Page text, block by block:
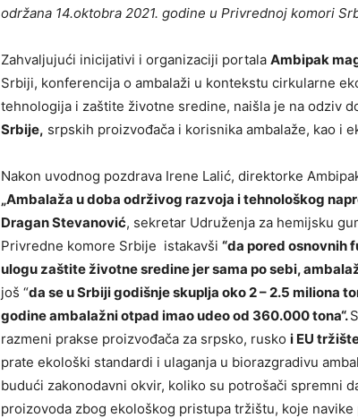
održana 14.oktobra 2021. godine u Privrednoj komori
Zahvaljujući inicijativi i organizaciji portala Ambipak
Srbiji, konferencija o ambalaži u kontekstu cirkularne
tehnologija i zaštite životne sredine, naišla je na odziv
Srbije, srpskih proizvođača i korisnika ambalaže, kao i
Nakon uvodnog pozdrava Irene Lalić, direktorke
„Ambalaža u doba održivog razvoja i tehnološkog
Dragan Stevanović, sekretar Udruženja za hemijsku
Privredne komore Srbije istakavši “da pored osnovnih
ulogu zaštite životne sredine jer sama po sebi,
još “da se u Srbiji godišnje skuplja oko 2 – 2.5 miliona
godine ambalažni otpad imao udeo od 360.000 tona“.
razmeni prakse proizvođača za srpsko, rusko i EU
prate ekološki standardi i ulaganja u biorazgradivu
budući zakonodavni okvir, koliko su potrošači spremni
proizovoda zbog ekološkog pristupa tržištu, koje